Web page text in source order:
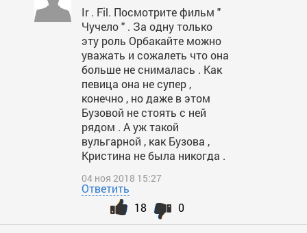
Ir . Fil. Посмотрите фильм "
Чучело " . За одну только
эту роль Орбакайте можно
уважать и сожалеть что она
больше не снималась . Как
певица она не супер ,
конечно , но даже в этом
Бузовой не стоять с ней
рядом . А уж такой
вульгарной , как Бузова ,
Кристина не была никогда .
04 ноя 2018 15:27
Ответить
0
18